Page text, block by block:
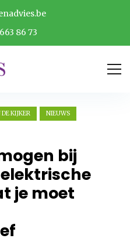
86 73
DE KIJKER NIEUWS
bij
je moet